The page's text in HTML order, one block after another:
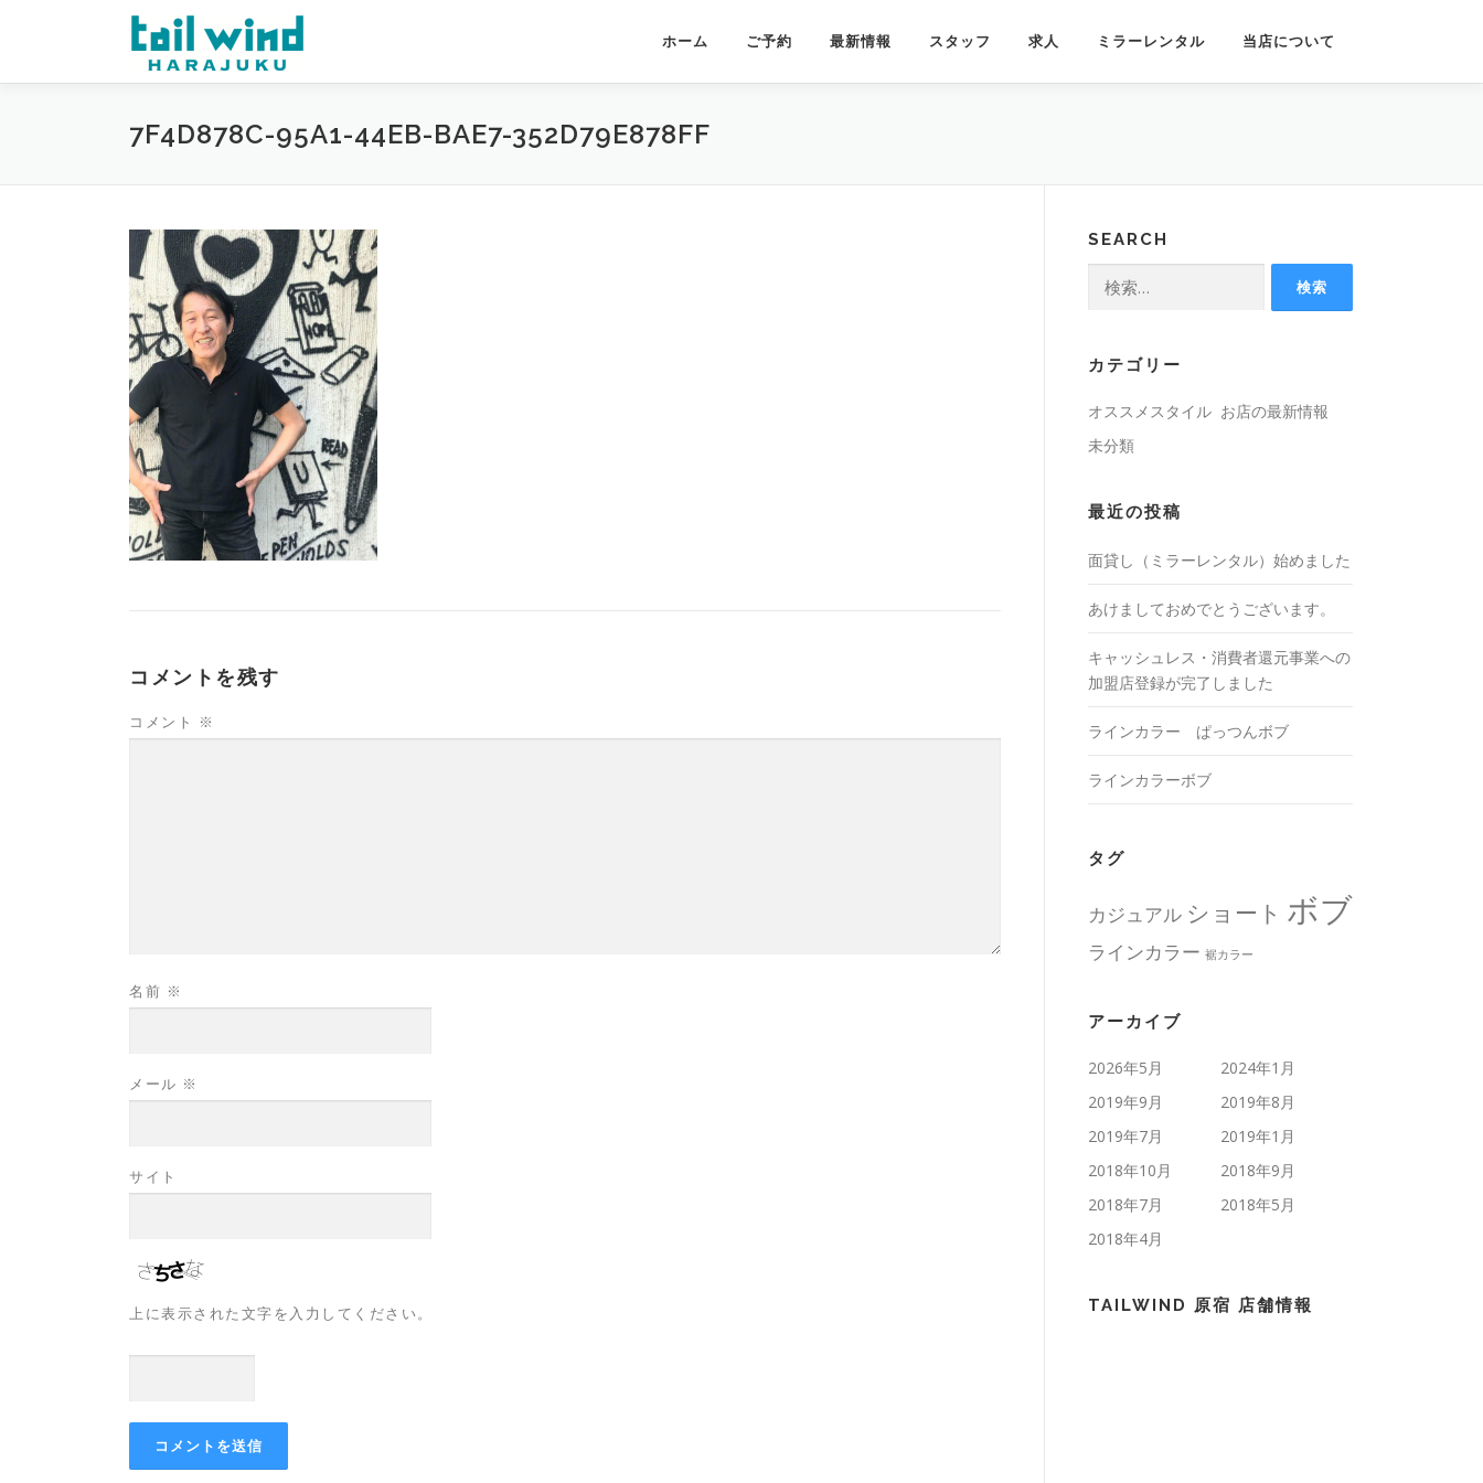
ン
ホーム ご予約 最新情報 スタッフ 求人 ミラーレンタル 当店について
7F4D878C-95A1-44EB-BAE7-352D79E878FF
コメントを残す
コメント ※
名前 ※
メール ※
サイト
上に表示された文字を入力してください。
SEARCH
カテゴリー
オススメスタイル お店の最新情報
未分類
最近の投稿
面貸し（ミラーレンタル）始めました
あけましておめでとうございます。
キャッシュレス・消費者還元事業への
加盟店登録が完了しました
ラインカラー ぱっつんボブ
ラインカラーボブ
タグ
カジュアル ショート ボブ
ラインカラー 裾カラー
アーカイブ
2026年5月
2024年1月
2019年9月
2019年8月
2019年7月
2019年1月
2018年10月
2018年9月
2018年7月
2018年5月
2018年4月
TAILWIND 原宿 店舗情報